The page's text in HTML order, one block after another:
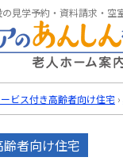
見学予約・資料請求・空
ビス付き高齢者向け住宅 ›
者向け住宅